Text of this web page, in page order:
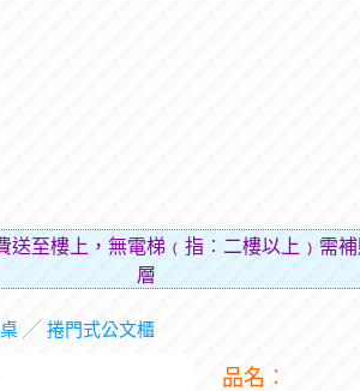
送至樓上，無電梯﹙指︰二樓以上﹚需
層費用（
╱ 捲門式公文櫃
品名︰